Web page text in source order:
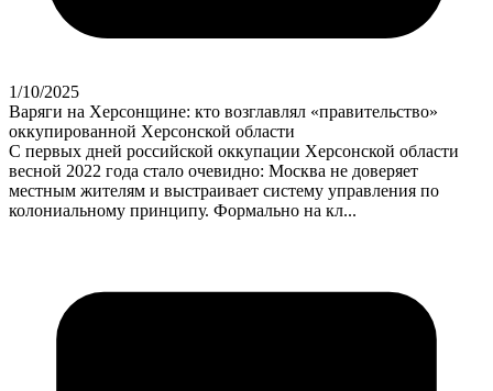
1/10/2025
Варяги на Херсонщине: кто возглавлял «правительство»
оккупированной Херсонской области
С первых дней российской оккупации Херсонской области
весной 2022 года стало очевидно: Москва не доверяет
местным жителям и выстраивает систему управления по
колониальному принципу. Формально на кл...